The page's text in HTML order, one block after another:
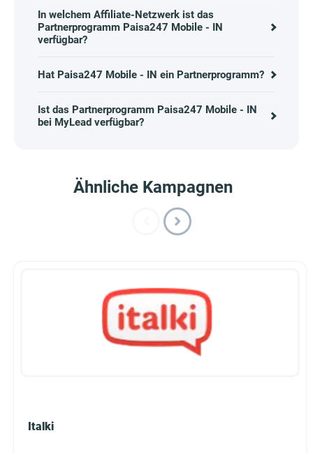
In welchem Affiliate-Netzwerk ist das
Partnerprogramm Paisa247 Mobile - IN
verfügbar?
Hat Paisa247 Mobile - IN ein Partnerprogramm?
Ist das Partnerprogramm Paisa247 Mobile - IN
bei MyLead verfügbar?
Ähnliche Kampagnen
Italki